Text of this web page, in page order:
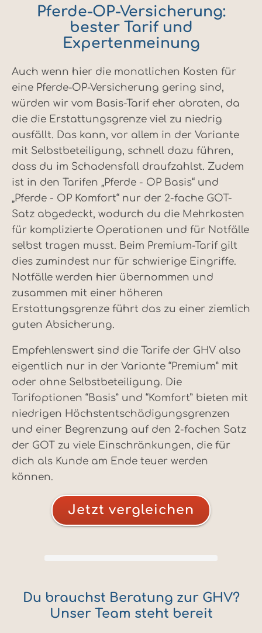
Pferde-OP-Versicherung:
bester Tarif und
Expertenmeinung
Auch wenn hier die monatlichen Kosten für
eine Pferde-OP-Versicherung gering sind,
würden wir vom Basis-Tarif eher abraten, da
die die Erstattungsgrenze viel zu niedrig
ausfällt. Das kann, vor allem in der Variante
mit Selbstbeteiligung, schnell dazu führen,
dass du im Schadensfall draufzahlst. Zudem
ist in den Tarifen „Pferde - OP Basis“ und
„Pferde - OP Komfort“ nur der 2-fache GOT-
Satz abgedeckt, wodurch du die Mehrkosten
für komplizierte Operationen und für Notfälle
selbst tragen musst. Beim Premium-Tarif gilt
dies zumindest nur für schwierige Eingriffe.
Notfälle werden hier übernommen und
zusammen mit einer höheren
Erstattungsgrenze führt das zu einer ziemlich
guten Absicherung.
Empfehlenswert sind die Tarife der GHV also
eigentlich nur in der Variante “Premium” mit
oder ohne Selbstbeteiligung. Die
Tarifoptionen “Basis” und “Komfort” bieten mit
niedrigen Höchstentschädigungsgrenzen
und einer Begrenzung auf den 2-fachen Satz
der GOT zu viele Einschränkungen, die für
dich als Kunde am Ende teuer werden
können.
Jetzt vergleichen
Du brauchst Beratung zur GHV?
Unser Team steht bereit